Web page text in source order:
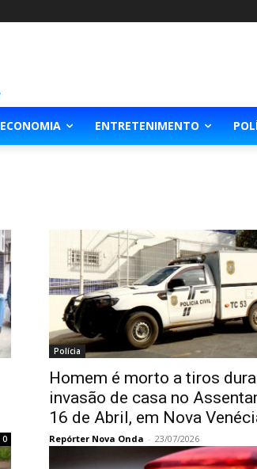
ECONOMIA ENTRETENIMENTO
0
Polícia
Homem é morto a tiros
invasão de casa no
16 de Abril, em Nova
Repórter Nova Onda - 23/07/2026